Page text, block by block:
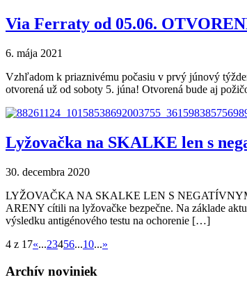
Via Ferraty od 05.06.
6. mája 2021
Vzhľadom k priaznivému počasiu v prvý júnový
otvorená už od soboty 5. júna! Otvorená bude aj
Lyžovačka na SKALKE len s
30. decembra 2020
LYŽOVAČKA NA SKALKE LEN S NEGATÍVNYM
ARENY cítili na lyžovačke bezpečne. Na základe
výsledku antigénového testu na ochorenie […]
4 z 17«...23456...10...»
Archív noviniek